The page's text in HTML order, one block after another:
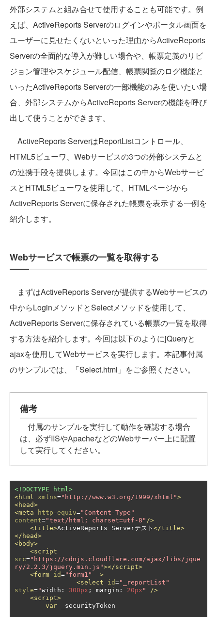
外部システムと組み合せて使用することも可能です。例
えば、ActiveReports Serverのログインやポータル画面を
ユーザーに見せたくないといった理由からActiveReports
Serverの全面的な導入が難しい場合や、帳票定義のリビ
ジョン管理やスケジュール配信、帳票閲覧のログ機能と
いったActiveReports Serverの一部機能のみを使いたい場
合、外部システムからActiveReports Serverの機能を呼び
出して使うことができます。
ActiveReports ServerはReportListコントロール、
HTML5ビューワ、Webサービスの3つの外部システムと
の連携手段を提供します。今回はこの中からWebサービ
スとHTML5ビューワを使用して、HTMLページから
ActiveReports Serverに保存された帳票を表示する一例を
紹介します。
Webサービスで帳票の一覧を取得する
まずはActiveReports Serverが提供するWebサービスの
中からLoginメソッドとSelectメソッドを使用して、
ActiveReports Serverに保存されている帳票の一覧を取得
する方法を紹介します。今回は以下のようにjQueryと
ajaxを使用してWebサービスを実行します。本記事付属
のサンプルでは、「Select.html」をご参照ください。
備考
付属のサンプルを実行して動作を確認する場合
は、必ずIISやApacheなどのWebサーバー上に配置
して実行してください。
<!DOCTYPE html>
<html xmlns="http://www.w3.org/1999/xhtml">
<head>
<meta
http-equiv="Content-Type"
content="text/html; charset=utf-8" />
<title>ActiveReports Serverテスト </title>
</head>
<body>
<script
src="https://cdnjs.cloudflare.com/ajax/libs/jque
ry/2.2.3/jquery.min.js"></script>
<form id="form1"
>
<select
id="_reportList"
style="width : 300px ; margin : 20px "
/>
<script>
var _securityToken